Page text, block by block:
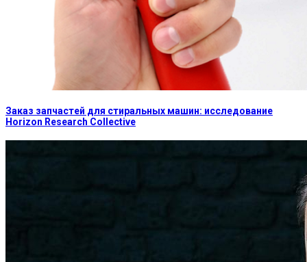
Заказ запчастей для стиральных машин: исследование
Horizon Research Collective